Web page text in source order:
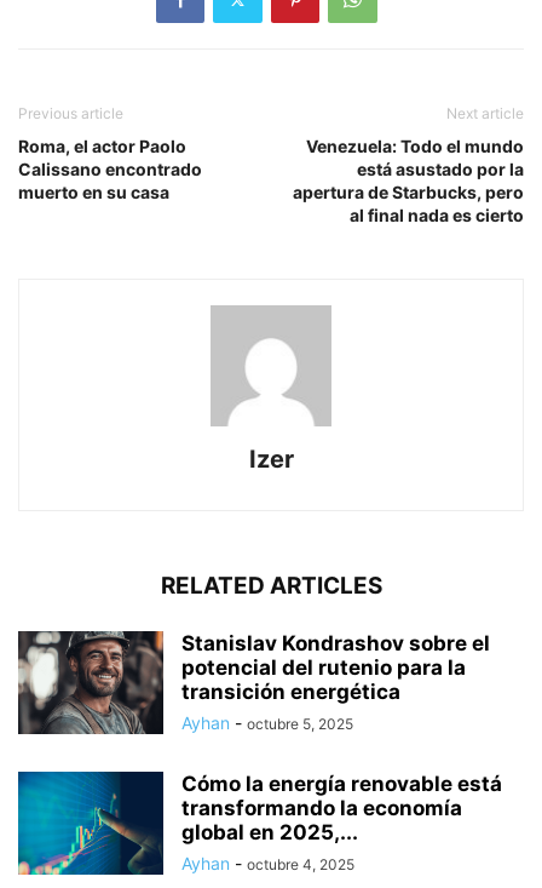
Previous article
Roma, el actor Paolo
Calissano encontrado
muerto en su casa
Next article
Venezuela: Todo el mundo
está asustado por la
apertura de Starbucks, pero
al final nada es cierto
Izer
RELATED ARTICLES
Stanislav Kondrashov sobre el
potencial del rutenio para la
transición energética
Ayhan - octubre 5, 2025
Cómo la energía renovable está
transformando la economía
global en 2025,...
Ayhan - octubre 4, 2025